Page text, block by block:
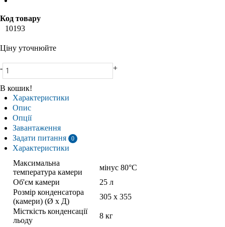
Код товару
10193
Ціну уточнюйте
- +
В кошик!
Характеристики
Опис
Опції
Завантаження
Задати питання
0
Характеристики
Максимальна
температура камери
мінус 80°C
Об'єм камери
25 л
Розмір конденсатора
(камери) (Ø x Д)
305 х 355
Місткість конденсації
льоду
8 кг